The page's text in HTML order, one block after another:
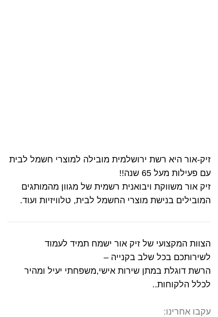
זיק-אור היא רשת ירושלמית מובילה למוצרי חשמל לבית
עם פעילות מעל 65 שנה!!
זיק אור משווקת ויבואנית רשמית של מגוון מהמותגים
המובילים בנישת מוצרי החשמל לבית, טלוויזיות ועוד.
הצוות המקצועי של זיק אור ישמח תמיד לעמוד
לשירותכם בכל שלב בקנייה –
הרשת דוגלת במתן שירות אישי,משפחתי יעיל ומהיר
לכלל הלקוחות..
עקבו אחרינו: